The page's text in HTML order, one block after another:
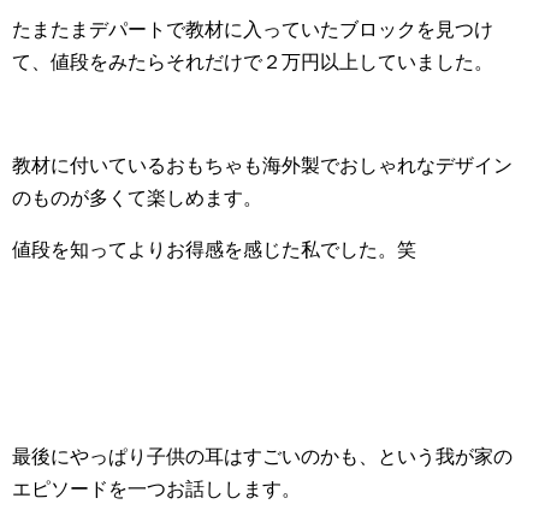
たまたまデパートで教材に入っていたブロックを見つけ
て、値段をみたらそれだけで２万円以上していました。
教材に付いているおもちゃも海外製でおしゃれなデザイン
のものが多くて楽しめます。
値段を知ってよりお得感を感じた私でした。笑
最後にやっぱり子供の耳はすごいのかも、という我が家の
エピソードを一つお話しします。